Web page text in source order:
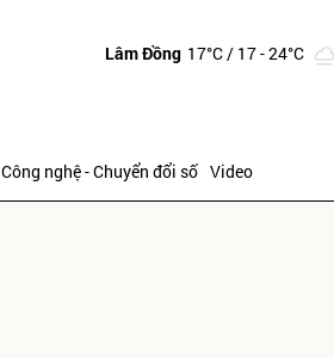
Lâm Đồng 17°C/ 17 - 24°C
Công nghệ - Chuyển đổi số Video